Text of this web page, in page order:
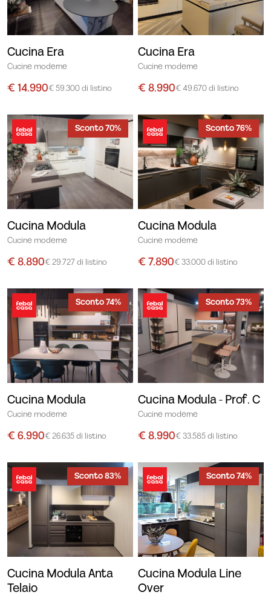
Cucina Era
Cucine moderne
€ 14.990€ 59.300 di listino
Cucina Era
Cucine moderne
€ 8.990€ 49.670 di listino
Sconto 70%
Cucina Modula
Cucine moderne
€ 8.890€ 29.727 di listino
Sconto 76%
Cucina Modula
Cucine moderne
€ 7.890€ 33.000 di listino
Sconto 74%
Cucina Modula
Cucine moderne
€ 6.990€ 26.635 di listino
Sconto 73%
Cucina Modula - Prof. C
Cucine moderne
€ 8.990€ 33.585 di listino
Sconto 83%
Cucina Modula Anta
Telaio
Sconto 74%
Cucina Modula Line
Over